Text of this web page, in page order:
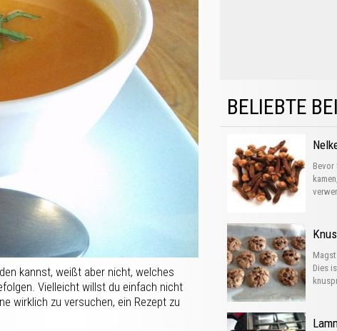
kannst, weißt aber nicht, welches
Vielleicht willst du einfach nicht
wirklich zu versuchen, ein Rezept zu
BELIEBTE
Bevor
Dies